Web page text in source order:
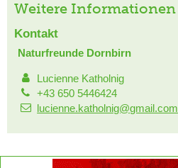
Weitere Informationen
Kontakt
Naturfreunde Dornbirn
Lucienne Katholnig
+43 650 5446424
lucienne.katholnig@gmail.com